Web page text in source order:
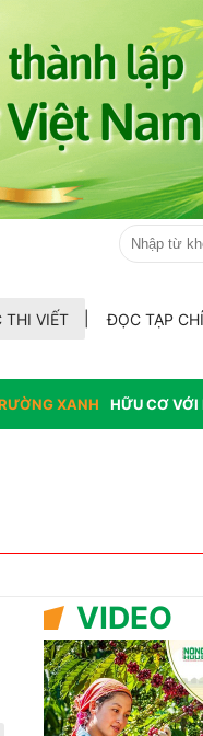
THI VIẾT ĐỌC TẠP
XANH HỮU CƠ VỚI
đồng Mường Than
VIDEO